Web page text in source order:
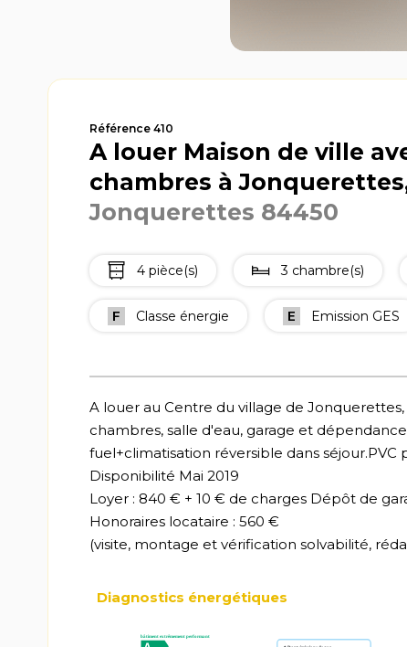
Référence 410
A louer Maison de ville
chambres à
Jonquerettes 84450
4 pièce(s) 3 chambre(s)
F Classe énergie E Emission GES
A louer au Centre du village de
chambres, salle d'eau, garage et
fuel+climatisation réversible dans séjour.PVC
Disponibilité Mai 2019
Loyer : 840 € + 10 € de charges Dépôt de
Honoraires locataire : 560 €
(visite, montage et vérification solvabilité,
Diagnostics énergétiques